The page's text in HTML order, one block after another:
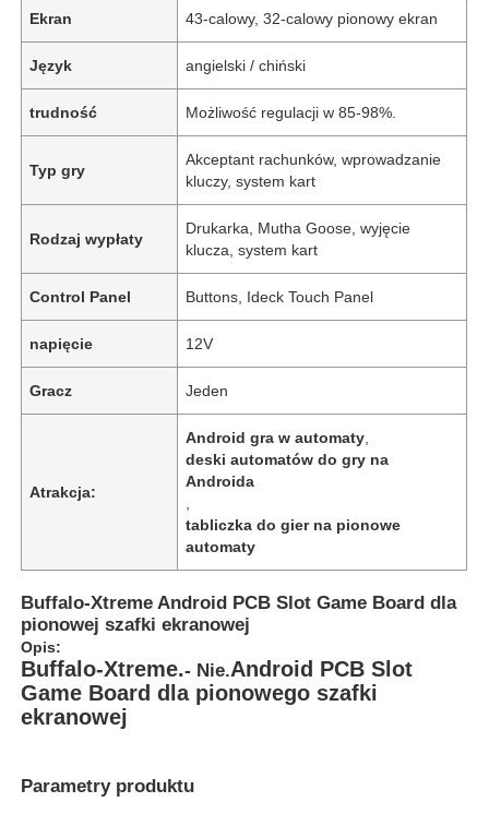
Ekran 43-calowy, 32-calowy pionowy ekran
Język angielski / chiński
trudność Możliwość regulacji w 85-98%.
Typ gry
Akceptant rachunków, wprowadzanie
kluczy, system kart
Rodzaj wypłaty
Drukarka, Mutha Goose, wyjęcie
klucza, system kart
Control Panel Buttons, Ideck Touch Panel
napięcie 12V
Gracz Jeden
Atrakcja:
Android gra w automaty
deski automatów do gry na
Androida
tabliczka do gier na pionowe
automaty
Buffalo-Xtreme Android PCB Slot Game Board dla
pionowej szafki ekranowej
Opis:
Buffalo-Xtreme.- Nie.Android PCB Slot
Game Board dla pionowego szafki
ekranowej
Parametry produktu